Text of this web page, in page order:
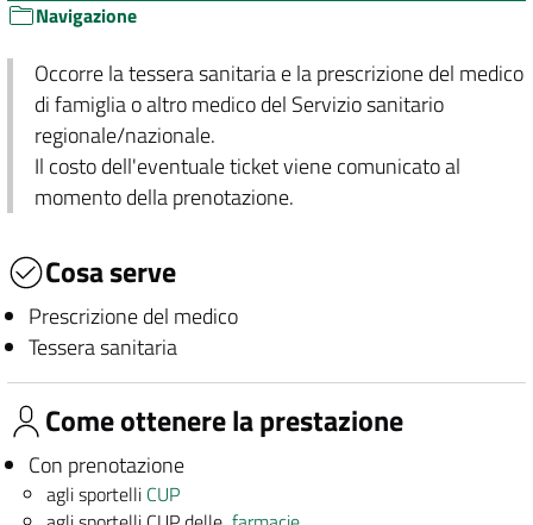
Navigazione
Occorre la tessera sanitaria e la prescrizione del medico
di famiglia o altro medico del Servizio sanitario
regionale/nazionale.
Il costo dell'eventuale ticket viene comunicato al
momento della prenotazione.
Cosa serve
Prescrizione del medico
Tessera sanitaria
Come ottenere la prestazione
Con prenotazione
agli sportelli CUP